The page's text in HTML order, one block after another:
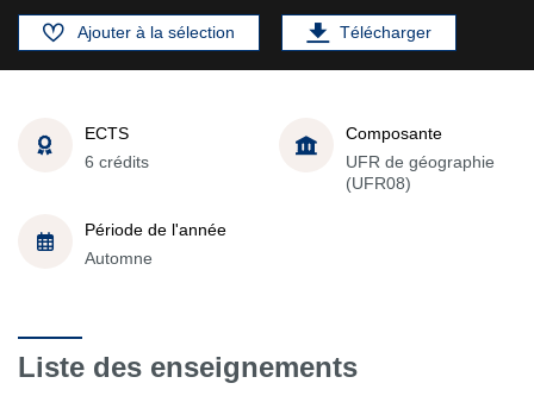
Ajouter à la sélection Télécharger
ECTS
6 crédits
Composante
UFR de géographie
(UFR08)
Période de l'année
Automne
Liste des enseignements